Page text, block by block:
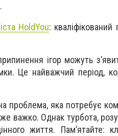
HoldYou:
ігор можуть
Це найважчий період,
проблема, яка потребує
важко. Однак турбота,
життя. Пам’ятайте: